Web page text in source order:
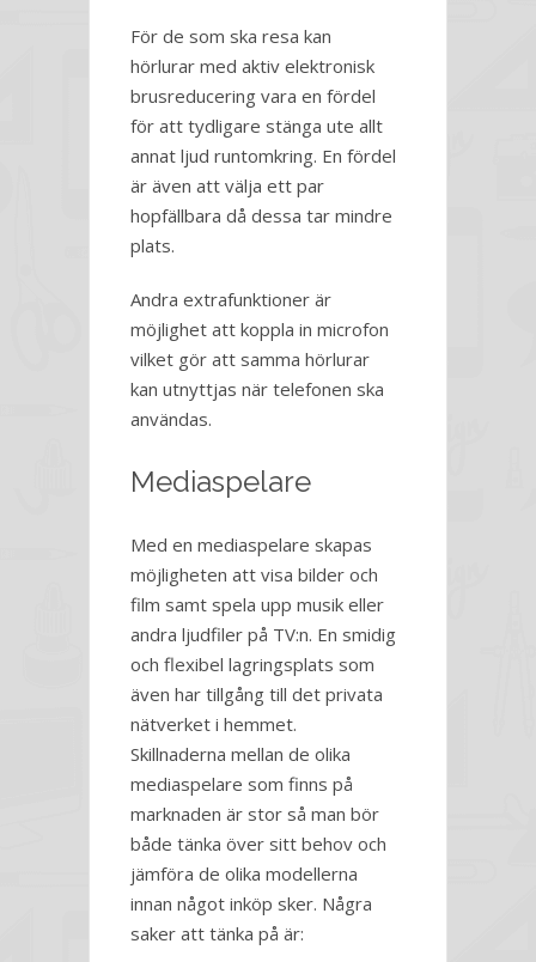
För de som ska resa kan
hörlurar med aktiv elektronisk
brusreducering vara en fördel
för att tydligare stänga ute allt
annat ljud runtomkring. En fördel
är även att välja ett par
hopfällbara då dessa tar mindre
plats.
Andra extrafunktioner är
möjlighet att koppla in microfon
vilket gör att samma hörlurar
kan utnyttjas när telefonen ska
användas.
Mediaspelare
Med en mediaspelare skapas
möjligheten att visa bilder och
film samt spela upp musik eller
andra ljudfiler på TV:n. En smidig
och flexibel lagringsplats som
även har tillgång till det privata
nätverket i hemmet.
Skillnaderna mellan de olika
mediaspelare som finns på
marknaden är stor så man bör
både tänka över sitt behov och
jämföra de olika modellerna
innan något inköp sker. Några
saker att tänka på är: